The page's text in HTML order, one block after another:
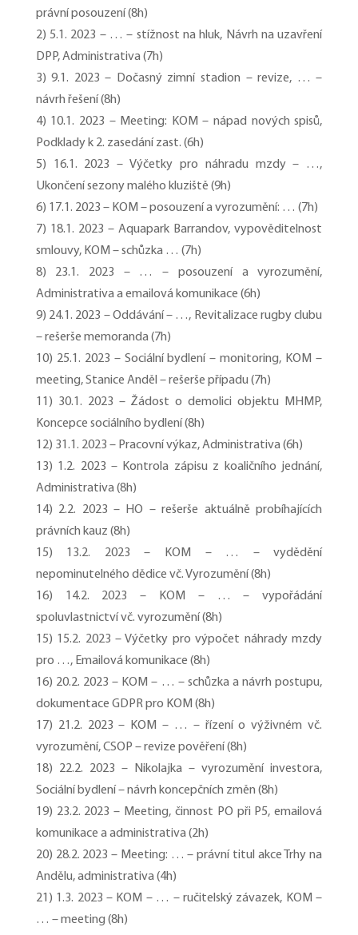
právní posouzení (8h)
2) 5.1. 2023 – … – stížnost na hluk, Návrh na uzavření
DPP, Administrativa (7h)
3) 9.1. 2023 – Dočasný zimní stadion – revize, … –
návrh řešení (8h)
4) 10.1. 2023 – Meeting: KOM – nápad nových spisů,
Podklady k 2. zasedání zast. (6h)
5) 16.1. 2023 – Výčetky pro náhradu mzdy – …,
Ukončení sezony malého kluziště (9h)
6) 17.1. 2023 – KOM – posouzení a vyrozumění: … (7h)
7) 18.1. 2023 – Aquapark Barrandov, vypověditelnost
smlouvy, KOM – schůzka … (7h)
8) 23.1. 2023 – … – posouzení a vyrozumění,
Administrativa a emailová komunikace (6h)
9) 24.1. 2023 – Oddávání – …, Revitalizace rugby clubu
– rešerše memoranda (7h)
10) 25.1. 2023 – Sociální bydlení – monitoring, KOM –
meeting, Stanice Anděl – rešerše případu (7h)
11) 30.1. 2023 – Žádost o demolici objektu MHMP,
Koncepce sociálního bydlení (8h)
12) 31.1. 2023 – Pracovní výkaz, Administrativa (6h)
13) 1.2. 2023 – Kontrola zápisu z koaličního jednání,
Administrativa (8h)
14) 2.2. 2023 – HO – rešerše aktuálně probíhajících
právních kauz (8h)
15) 13.2. 2023 – KOM – … – vydědění
nepominutelného dědice vč. Vyrozumění (8h)
16) 14.2. 2023 – KOM – … – vypořádání
spoluvlastnictví vč. vyrozumění (8h)
15) 15.2. 2023 – Výčetky pro výpočet náhrady mzdy
pro …, Emailová komunikace (8h)
16) 20.2. 2023 – KOM – … – schůzka a návrh postupu,
dokumentace GDPR pro KOM (8h)
17) 21.2. 2023 – KOM – … – řízení o výživném vč.
vyrozumění, CSOP – revize pověření (8h)
18) 22.2. 2023 – Nikolajka – vyrozumění investora,
Sociální bydlení – návrh koncepčních změn (8h)
19) 23.2. 2023 – Meeting, činnost PO při P5, emailová
komunikace a administrativa (2h)
20) 28.2. 2023 – Meeting: … – právní titul akce Trhy na
Andělu, administrativa (4h)
21) 1.3. 2023 – KOM – … – ručitelský závazek, KOM –
… – meeting (8h)